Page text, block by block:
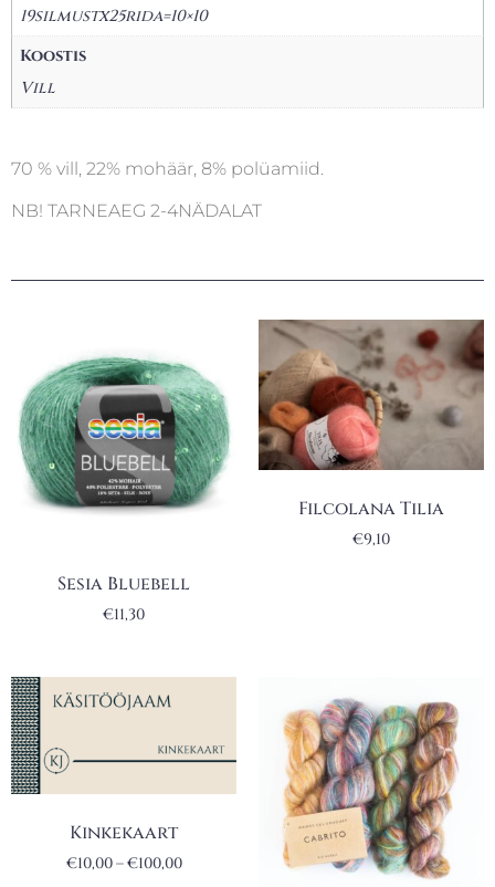
19silmustx25rida=10×10
Koostis
Vill
70 % vill, 22% mohäär, 8% polüamiid.
NB! TARNEAEG 2-4NÄDALAT
Sesia Bluebell
€11,30
Filcolana Tilia
€9,10
Kinkekaart
€10,00–€100,00